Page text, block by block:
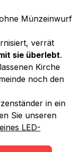
Münzeinwurf
verrät
sie überlebt.
Kirche
noch den
in ein
Sie unseren
LED-